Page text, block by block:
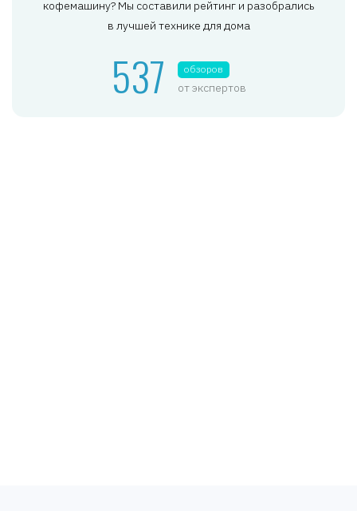
кофемашину? Мы составили рейтинг и разобрались
в лучшей технике для дома
537 обзоров
от экспертов